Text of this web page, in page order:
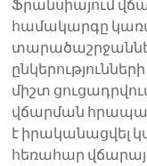
Ֆրանսիայում
համակարգը
միշտ
վճարման
է իրականացվել
հեռահար